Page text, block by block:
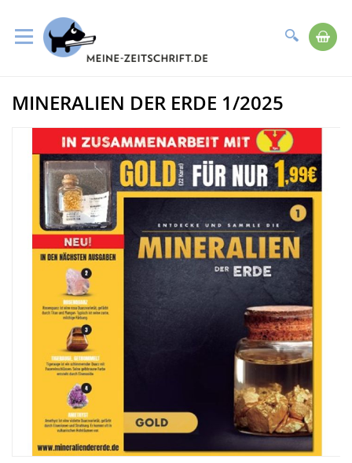
Suche
zum
Inhalt
Zum
Bildergalerie
springen
MINERALIEN DER ERDE 1/2025